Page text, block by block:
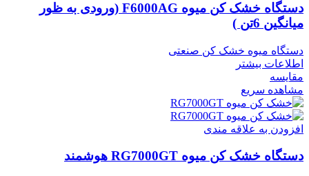
دستگاه خشک کن میوه F6000AG (ورودی به ظور
میانگین 6تن )
دستگاه میوه خشک کن صنعتی
اطلاعات بیشتر
مقایسه
مشاهده سریع
افزودن به علاقه مندی
دستگاه خشک کن میوه RG7000GT هوشمند